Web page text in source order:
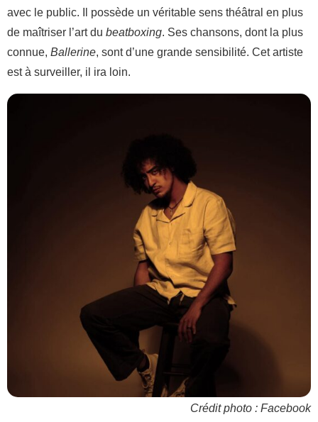
avec le public. Il possède un véritable sens théâtral en plus
de maîtriser l’art du beatboxing. Ses chansons, dont la plus
connue, Ballerine, sont d’une grande sensibilité. Cet artiste
est à surveiller, il ira loin.
Crédit photo : Facebook